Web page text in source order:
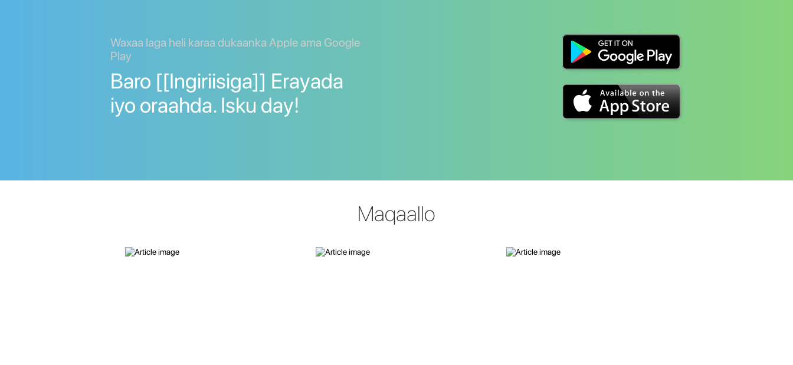
Waxaa laga heli karaa dukaanka Apple ama Google
Play
Baro [[Ingiriisiga]] Erayada
iyo oraahda. Isku day!
Maqaallo